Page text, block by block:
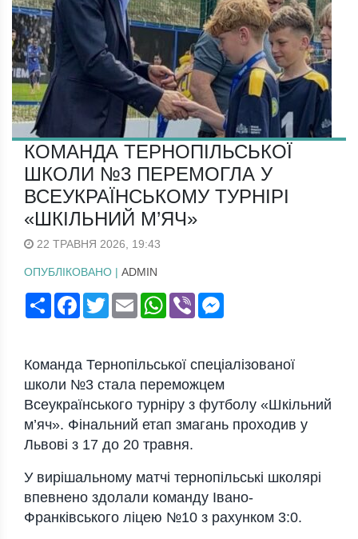
КОМАНДА ТЕРНОПІЛЬСЬКОЇ
ШКОЛИ №3 ПЕРЕМОГЛА У
ВСЕУКРАЇНСЬКОМУ ТУРНІРІ
«ШКІЛЬНИЙ М’ЯЧ»
22 ТРАВНЯ 2026, 19:43
ОПУБЛІКОВАНО | ADMIN
ПоширитиFacebook
TwitterEmail WhatsApp
Viber
Команда Тернопільської спеціалізованої
школи №3 стала переможцем
Всеукраїнського турніру з футболу «Шкільний
м’яч». Фінальний етап змагань проходив у
Львові з 17 до 20 травня.
У вирішальному матчі тернопільські школярі
впевнено здолали команду Івано-
Франківського ліцею №10 з рахунком 3:0.